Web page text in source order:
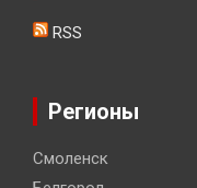
RSS
Регионы
Смоленск